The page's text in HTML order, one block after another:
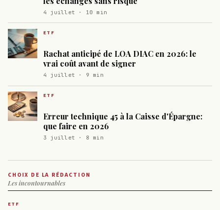
4 juillet · 10 min
ETF
Rachat anticipé de LOA DIAC en 2026: le
vrai coût avant de signer
4 juillet · 9 min
ETF
Erreur technique 45 à la Caisse d'Épargne:
que faire en 2026
3 juillet · 8 min
CHOIX DE LA RÉDACTION
Les incontournables
ETF